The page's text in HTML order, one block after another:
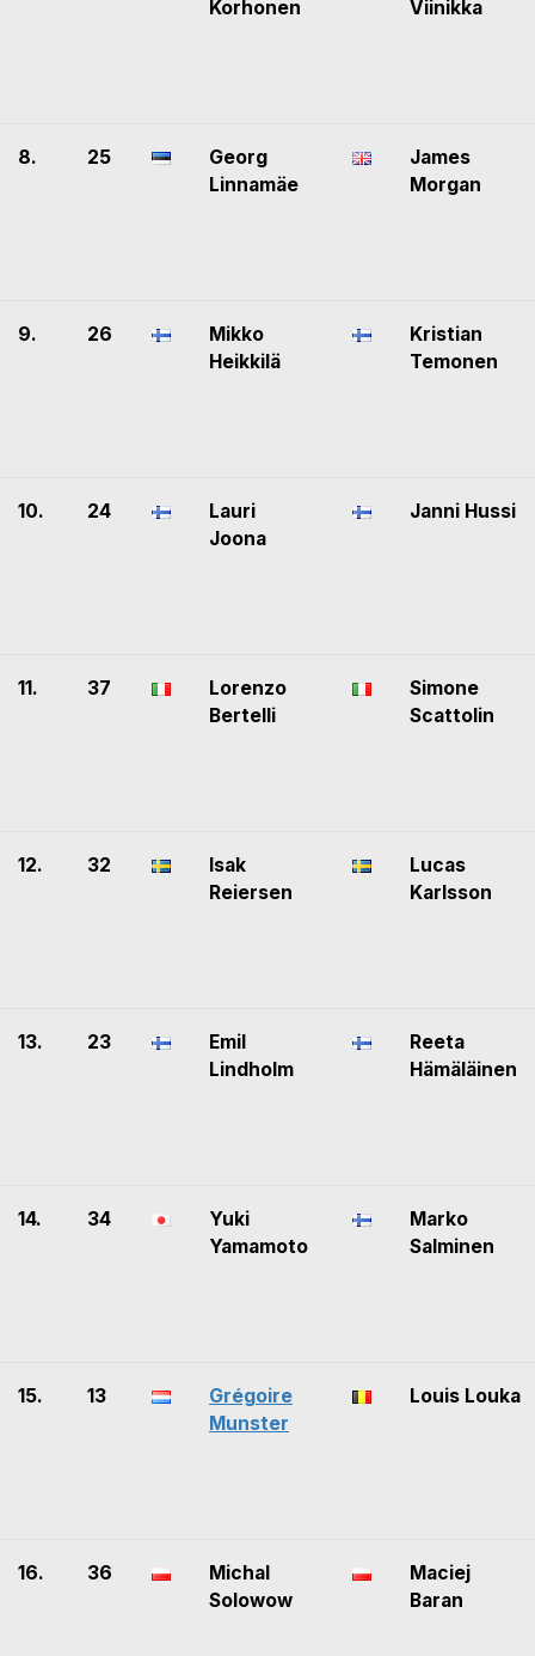
Korhonen Viinikka
8. 25
Georg
Linnamäe
James
Morgan
9. 26
Mikko
Heikkilä
Kristian
Temonen
10. 24
Lauri
Joona
Janni Hussi
11. 37
Lorenzo
Bertelli
Simone
Scattolin
12. 32
Isak
Reiersen
Lucas
Karlsson
13. 23
Emil
Lindholm
Reeta
Hämäläinen
14. 34
Yuki
Yamamoto
Marko
Salminen
15. 13
Grégoire
Munster
Louis Louka
16. 36
Michal
Solowow
Maciej
Baran